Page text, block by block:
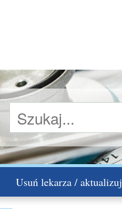
Usuń lekarza / aktualizuj